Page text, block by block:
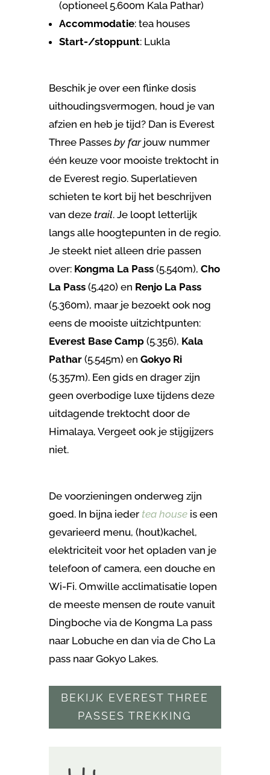
(optioneel 5.600m Kala Pathar)
Accommodatie: tea houses
Start-/stoppunt: Lukla
Beschik je over een flinke dosis
uithoudingsvermogen, houd je van
afzien en heb je tijd? Dan is Everest
Three Passes by farjouw nummer
één keuze voor mooiste trektocht in
de Everest regio. Superlatieven
schieten te kort bij het beschrijven
van deze trail. Je loopt letterlijk
langs alle hoogtepunten in de regio.
Je steekt niet alleen drie passen
over: Kongma La Pass(5.540m), Cho
La Pass(5.420) en Renjo La Pass
(5.360m), maar je bezoekt ook nog
eens de mooiste uitzichtpunten:
Everest Base Camp(5.356), Kala
Pathar(5.545m) en Gokyo Ri
(5.357m). Een gids en drager zijn
geen overbodige luxe tijdens deze
uitdagende trektocht door de
Himalaya, Vergeet ook je stijgijzers
niet.
De voorzieningen onderweg zijn
goed. In bijna ieder tea houseis een
gevarieerd menu, (hout)kachel,
elektriciteit voor het opladen van je
telefoon of camera, een douche en
Wi-Fi. Omwille acclimatisatie lopen
de meeste mensen de route vanuit
Dingboche via de Kongma La pass
naar Lobuche en dan via de Cho La
pass naar Gokyo Lakes.
BEKIJK EVEREST THREE
PASSES TREKKING